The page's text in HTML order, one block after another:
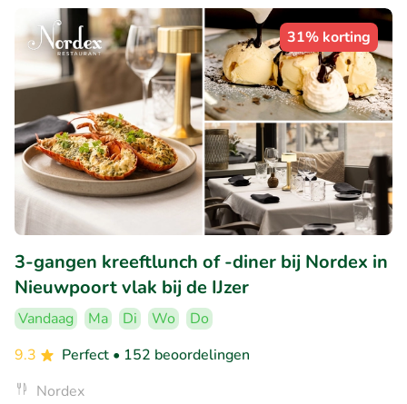
31% korting
3-gangen kreeftlunch of -diner bij Nordex in
Nieuwpoort vlak bij de IJzer
Vandaag Ma Di Wo
Do
9.3
Perfect • 152 beoordelingen
Nordex